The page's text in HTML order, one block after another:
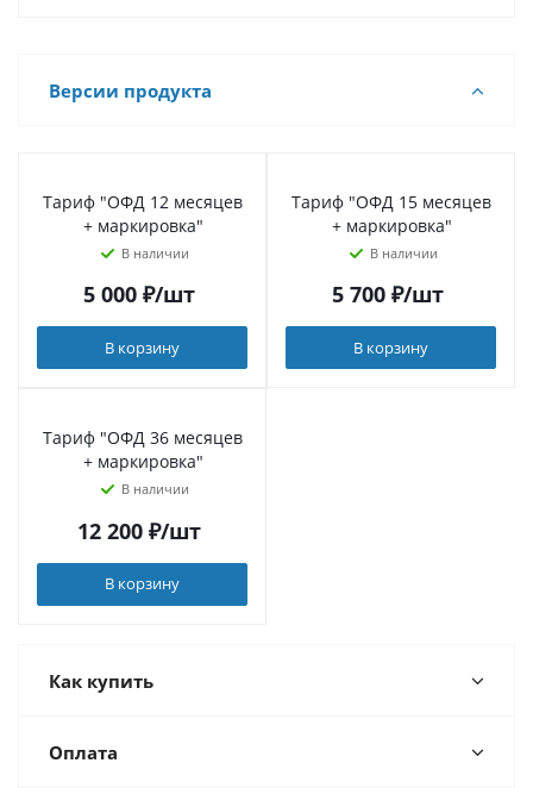
Версии продукта
Тариф "ОФД 12 месяцев
+ маркировка"
В наличии
5 000₽/шт
В корзину
Тариф "ОФД 15 месяцев
+ маркировка"
В наличии
5 700₽/шт
В корзину
Тариф "ОФД 36 месяцев
+ маркировка"
В наличии
12 200₽/шт
В корзину
Как купить
Оплата